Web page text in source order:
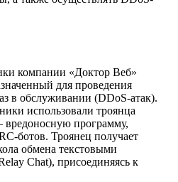
компании «Доктор Веб»
для проведения
в обслуживании (DDoS-атак).
использовали троянца
программу,
ботов. Троянец получает
обмена текстовыми
Chat), присоединяясь к